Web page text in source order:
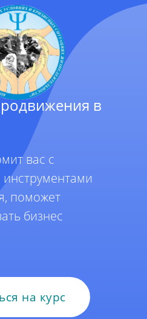
по
в
на курс
вас с
поможет
бизнес